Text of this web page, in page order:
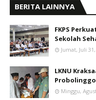
BERITA LAINNYA
FKPS
Sekolah
Jumat, Juli
LKNU
Minggu,